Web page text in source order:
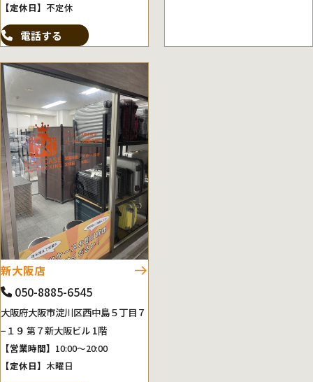
【定休日】 不定休
電話する
新大阪店
050-8885-6545
大阪府大阪市淀川区西中島５丁目７
−１９ 第７新大阪ビル 1階
【営業時間】 10:00～20:00
【定休日】 木曜日